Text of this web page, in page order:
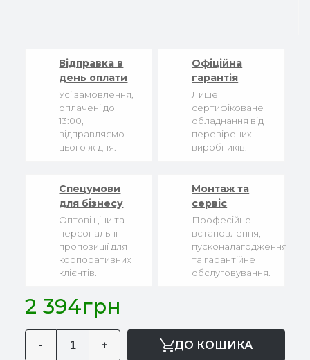
Відправка в
день оплати
Усі замовлення,
оплачені до
13:00,
відправляємо
цього ж дня.
Офіційна
гарантія
Лише
сертифіковане
обладнання від
перевірених
виробників.
Спецумови
для бізнесу
Оптові ціни та
персональні
пропозиції для
корпоративних
клієнтів.
Монтаж та
сервіс
Професійне
встановлення,
пусконалагодження
та гарантійне
обслуговування.
2 394грн
- + ДО КОШИКА